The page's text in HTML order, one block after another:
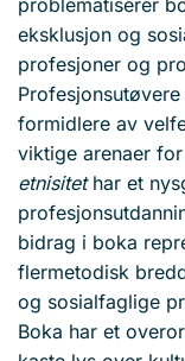
eksklusjon og
profesjoner og
formidlere av
viktige arenaer
etnisitethar et
bidrag i boka
flermetodisk
og sosialfaglige
Boka har et